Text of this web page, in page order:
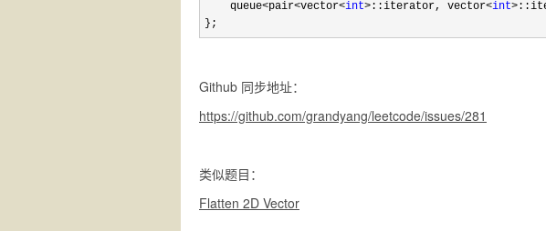
    queue
<pair<vector<int>::iterator, vector<int
};
Github 同步地址：
https://github.com/grandyang/leetcode/issues/281
类似题目：
Flatten 2D Vector